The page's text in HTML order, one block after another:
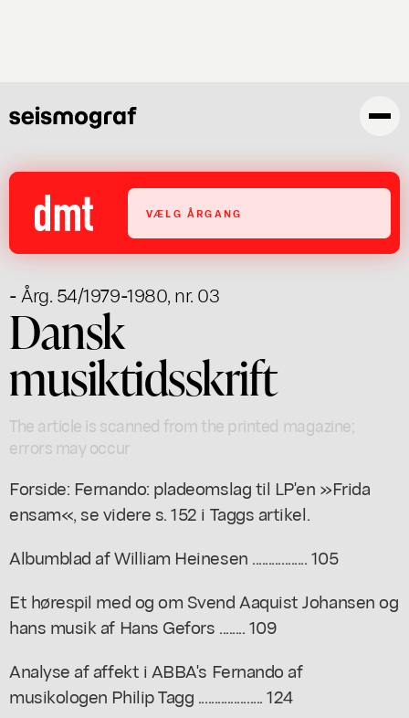
VÆLG ÅRGANG
- Årg. 54/1979-1980, nr. 03
Dansk
musiktidsskrift
The article is scanned from the printed magazine;
errors may occur
Forside: Fernando: pladeomslag til LP'en »Frida
ensam«, se videre s. 152 i Taggs artikel.
Albumblad af William Heinesen ................. 105
Et hørespil med og om Svend Aaquist Johansen og
hans musik af Hans Gefors ........ 109
Analyse af affekt i ABBA's Fernando af
musikologen Philip Tagg .................... 124